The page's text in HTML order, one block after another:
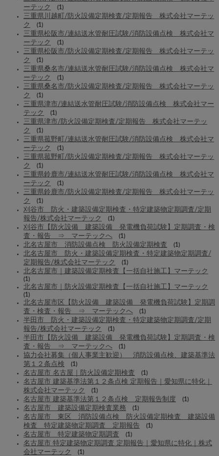
ーテック
(1)
三重県川越町/防火設備定期検査/定期報告 株式会社マーテッ
ク
(1)
三重県松阪市/連結送水管耐圧試験/消防設備点検 株式会社マ
ーテック
(1)
三重県松阪市/防火設備定期検査/定期報告 株式会社マーテッ
ク
(1)
三重県桑名市/連結送水管耐圧試験/消防設備点検 株式会社マ
ーテック
(1)
三重県桑名市/防火設備定期検査/定期報告 株式会社マーテッ
ク
(1)
三重県津市/連結送水管耐圧試験/消防設備点検 株式会社マー
テック
(1)
三重県津市/防火設備定期検査/定期報告 株式会社マーテッ
ク
(1)
三重県菰野町/連結送水管耐圧試験/消防設備点検 株式会社マ
ーテック
(1)
三重県菰野町/防火設備定期検査/定期報告 株式会社マーテッ
ク
(1)
三重県鈴鹿市/連結送水管耐圧試験/消防設備点検 株式会社マ
ーテック
(1)
三重県鈴鹿市/防火設備定期検査/定期報告 株式会社マーテッ
ク
(1)
刈谷市 防火・建築設備定期検査・特定建築物定期調査/定期
報告/株式会社マーテック
(1)
刈谷市【防火設備 建築設備 発電機負荷試験】定期調査・検
査・報告 ⇒ マーテックへ
(1)
北名古屋市 消防設備点検 防火設備定期検査 (1)
北名古屋市 防火・建築設備定期検査・特定建築物定期調査/
定期報告/株式会社マーテック
(1)
北名古屋市｜建築設備定期検査【一括自社施工】マーテック
(1)
北名古屋市｜防火設備定期検査【一括自社施工】マーテック
(1)
北名古屋市区【防火設備 建築設備 発電機負荷試験】定期調
査・検査・報告 ⇒ マーテックへ
(1)
半田市 防火・建築設備定期検査・特定建築物定期調査/定期
報告/株式会社マーテック
(1)
半田市【防火設備 建築設備 発電機負荷試験】定期調査・検
査・報告 ⇒ マーテックへ
(1)
協力会社募集（個人事業主歓迎） 消防設備点検、建築基準法
第１２条点検
(1)
名古屋市 名古屋｜防火設備定期検査 (1)
名古屋市 建築基準法第１２条点検 定期報告｜愛知県に特化｜
株式会社マーテック
(1)
名古屋市 建築基準法第１２条点検 定期報告制度 (1)
名古屋市 建築設備定期検査業務 (1)
名古屋市 東区 消防設備点検 防火設備定期検査 建築設備
検査 特定建築物定期調査 定期報告
(1)
名古屋市 特定建築物定期調査 (1)
名古屋市 特定建築物定期調査 定期報告｜愛知県に特化｜株式
会社マーテック
(1)